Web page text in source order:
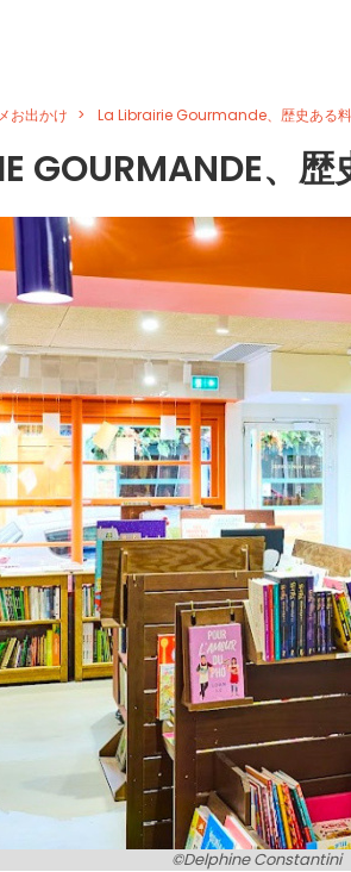
お出かけ La Librairie Gourmande、歴史ある料
GOURMANDE、
©Delphine Constantini